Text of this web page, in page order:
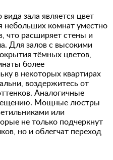
зала является цвет
небольших комнат уместно
что расширяет стены и
Для залов с высокими
тёмных цветов,
более
в некоторых квартирах
воздержитесь от
Аналогичные
Мощные люстры
или
не только подчеркнут
но и облегчат переход